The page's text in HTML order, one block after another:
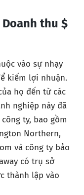
thu $
vào sự nhạy
kiếm lợi nhuận.
họ đến từ các
nghiệp này đã
ty, bao gồm
Northern,
và công ty bảo
có trụ sở
thành lập vào